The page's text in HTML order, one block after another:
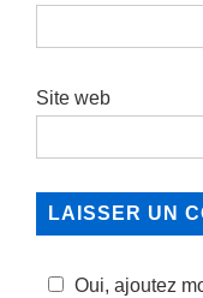
Site web
Oui, ajoutez